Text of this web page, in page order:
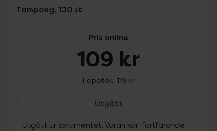
Tampong, 100 st
Pris online
109 kr
I apotek: 119 kr
UtgåttKronans Apotek
Utgått ur sortimentet. Varan kan fortfarande